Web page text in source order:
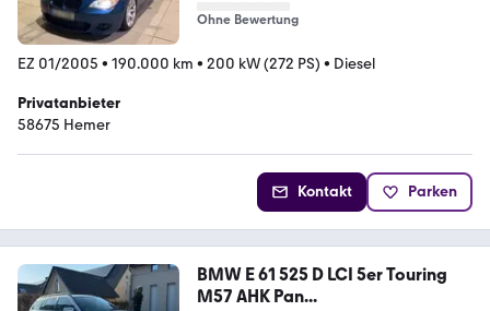
Ohne Bewertung
EZ 01/2005 • 190.000 km • 200 kW (272 PS) • Diesel
Privatanbieter
58675 Hemer
Kontakt Parken
BMW E 61 525 D LCI 5er Touring
M57 AHK Pan...